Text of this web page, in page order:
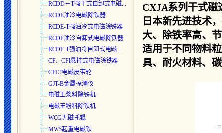
RCDD－T强干式自卸式电磁...
RCDE油冷电磁除铁器
RCDE-T强油冷式电磁除铁器
RCDF油冷自卸式电磁除铁器
RCDF-T强油冷自卸式电磁...
CF、CFl悬挂式电磁除铁器
CFLT电磁皮带轮
GJT-B金属探测仪
电磁王浆料除铁机
电磁王粉料除铁机
WCG无磁托辊
MW5起重电磁铁
CXJA系列干式磁
日本新先进技术
大、除铁率高、
适用于不同物料
具、耐火材料、